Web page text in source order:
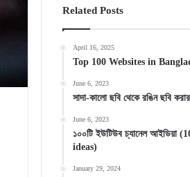
Related Posts
April 16, 2025
Top 100 Websites in
June 6, 2023
সাদা-কালো ছবি থেকে রঙিন ছবি
June 6, 2023
১০০টি ইউটিউব চ্যানেল আইডিয়া
ideas)
January 29, 2024